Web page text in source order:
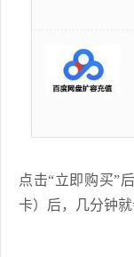
点击“立即购买”
卡）后，几分钟就